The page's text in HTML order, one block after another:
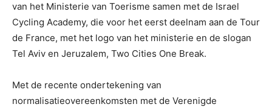
van het Ministerie van Toerisme samen met de Israel
Cycling Academy, die voor het eerst deelnam aan de Tour
de France, met het logo van het ministerie en de slogan
Tel Aviv en Jeruzalem, Two Cities One Break.
Met de recente ondertekening van
normalisatieovereenkomsten met de Verenigde